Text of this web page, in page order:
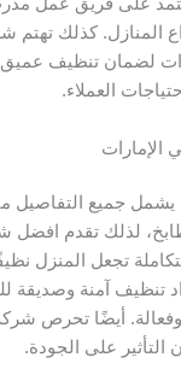
المنازل. كذلك تهتم
لضمان تنظيف عميق
العملاء.
الإمارات
يشمل جميع التفاصيل
لذلك تقدم
تجعل المنزل
تنظيف آمنة وصديقة
أيضًا تحرص
على الجودة.